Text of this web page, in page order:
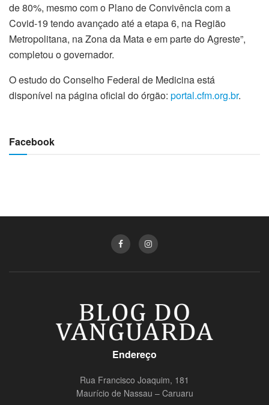
de 80%, mesmo com o Plano de Convivência com a
Covid-19 tendo avançado até a etapa 6, na Região
Metropolitana, na Zona da Mata e em parte do Agreste”,
completou o governador.
O estudo do Conselho Federal de Medicina está
disponível na página oficial do órgão: portal.cfm.org.br.
Facebook
Endereço
Rua Francisco Joaquim, 181
Maurício de Nassau – Caruaru